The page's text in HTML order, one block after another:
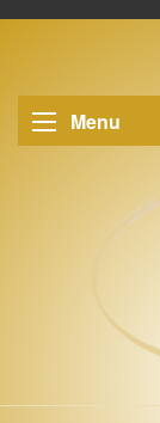
Menu